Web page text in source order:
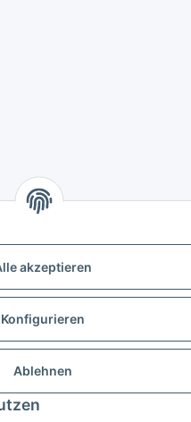
akzeptieren
Konfigurieren
Ablehnen